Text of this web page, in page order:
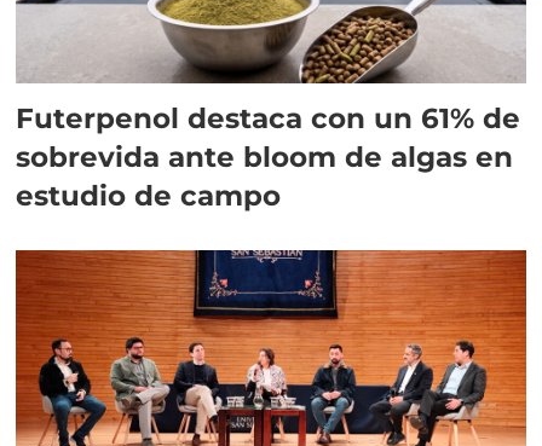
Futerpenol destaca con un 61% de
sobrevida ante bloom de algas en
estudio de campo